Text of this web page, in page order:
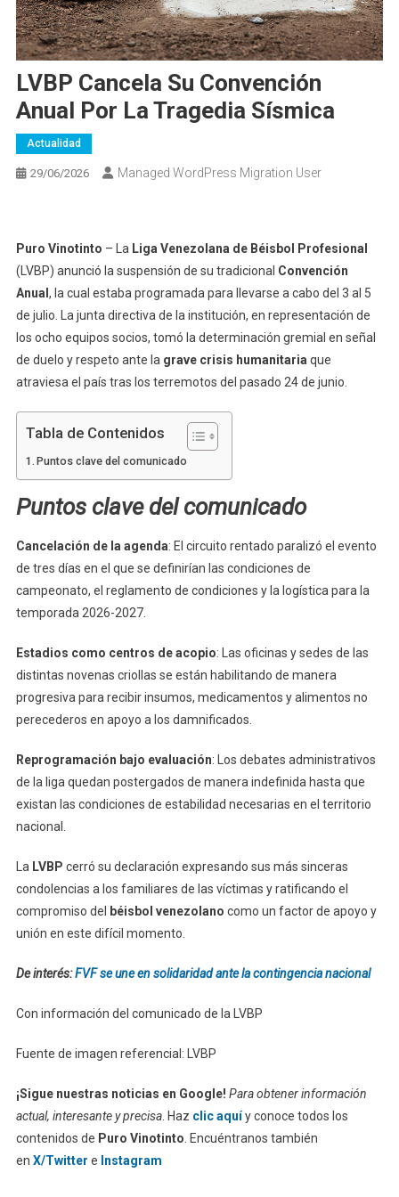
LVBP Cancela Su Convención
Anual Por La Tragedia Sísmica
Actualidad
29/06/2026 Managed WordPress Migration User
Puro Vinotinto – La Liga Venezolana de Béisbol Profesional
(LVBP) anunció la suspensión de su tradicional Convención
Anual , la cual estaba programada para llevarse a cabo del 3 al 5
de julio. La junta directiva de la institución, en representación de
los ocho equipos socios, tomó la determinación gremial en señal
de duelo y respeto ante la grave crisis humanitaria que
atraviesa el país tras los terremotos del pasado 24 de junio.
Tabla de Contenidos
Puntos clave del comunicado
Puntos clave del comunicado
Cancelación de la agenda: El circuito rentado paralizó el evento
de tres días en el que se definirían las condiciones de
campeonato, el reglamento de condiciones y la logística para la
temporada 2026-2027.
Estadios como centros de acopio: Las oficinas y sedes de las
distintas novenas criollas se están habilitando de manera
progresiva para recibir insumos, medicamentos y alimentos no
perecederos en apoyo a los damnificados.
Reprogramación bajo evaluación: Los debates administrativos
de la liga quedan postergados de manera indefinida hasta que
existan las condiciones de estabilidad necesarias en el territorio
nacional.
La LVBP cerró su declaración expresando sus más sinceras
condolencias a los familiares de las víctimas y ratificando el
compromiso del
béisbol venezolano como un factor de apoyo y
unión en este difícil momento.
De interés:FVF se une en solidaridad ante la contingencia nacional
Con información del comunicado de la LVBP
Fuente de imagen referencial: LVBP
¡Sigue nuestras noticias en Google! Para obtener información
actual, interesante y precisa. Haz clic aquíy conoce todos los
contenidos de Puro Vinotinto . Encuéntranos también
en X/Twitter e Instagram